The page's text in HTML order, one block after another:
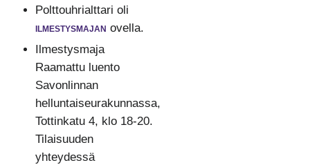
Polttouhrialttari oli
ilmestysmajan ovella.
Ilmestysmaja
Raamattu luento
Savonlinnan
helluntaiseurakunnassa,
Tottinkatu 4, klo 18-20.
Tilaisuuden
yhteydessä